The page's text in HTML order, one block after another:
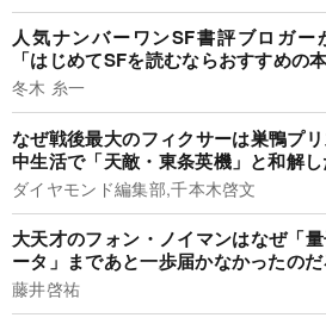
人気ナンバーワンSF書評ブロガー
「はじめてSFを読むならおすすめの
冬木 糸一
なぜ戦後最大のフィクサーは巣鴨プ
中生活で「天敵・東条英機」と和解
ダイヤモンド編集部,千本木啓文
大天才のフォン・ノイマンはなぜ「
ータ」まであと一歩届かなかったの
藤井啓祐